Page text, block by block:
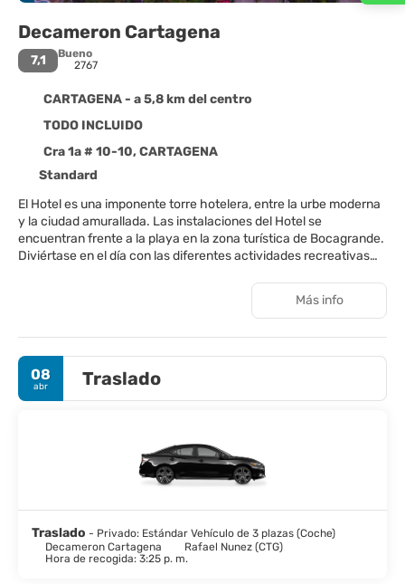
Decameron Cartagena
7,1
Bueno
2767
CARTAGENA - a 5,8 km del centro
TODO INCLUIDO
Cra 1a # 10-10, CARTAGENA
Standard
El Hotel es una imponente torre hotelera, entre la urbe moderna
y la ciudad amurallada. Las instalaciones del Hotel se
encuentran frente a la playa en la zona turística de Bocagrande.
Diviértase en el día con las diferentes actividades recreativas
disfrutar en las playas de Bocagrande, a viajar en lancha a las
paradisíacas Islas del Rosario, camina por la histórica ciudad
disfrutar de baños de sol y nadar en los escondites del Caribe.
Más info
08
abr Traslado
Traslado - Privado: Estándar Vehículo de 3 plazas (Coche)
Decameron Cartagena
Rafael Nunez (CTG)
Hora de recogida: 3:25 p. m.